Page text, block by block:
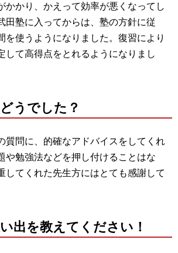
かかり、かえって効率が悪くなってし
田塾に入ってからは、塾の方針に従
を使うようになりました。復習により
して高得点をとれるようになりまし
うでした？
問に、的確なアドバイスをしてくれ
や勉強法などを押し付けることはな
してくれた先生方にはとても感謝して
出を教えてください！